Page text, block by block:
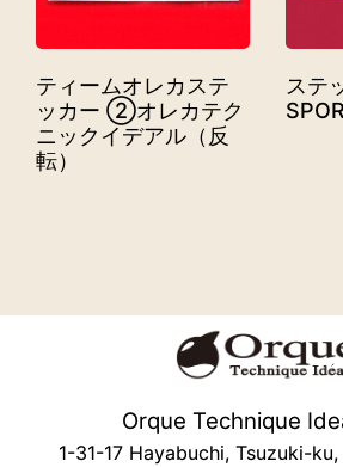
ティームオレカステ
ッカー ②オレカテク
ニックイデアル（反
転）
ステ
Orque Technique
1-31-17 Hayabuchi, Tsuzuki-